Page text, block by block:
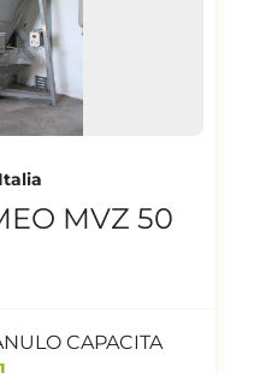
MVZ 50
CAPACITA